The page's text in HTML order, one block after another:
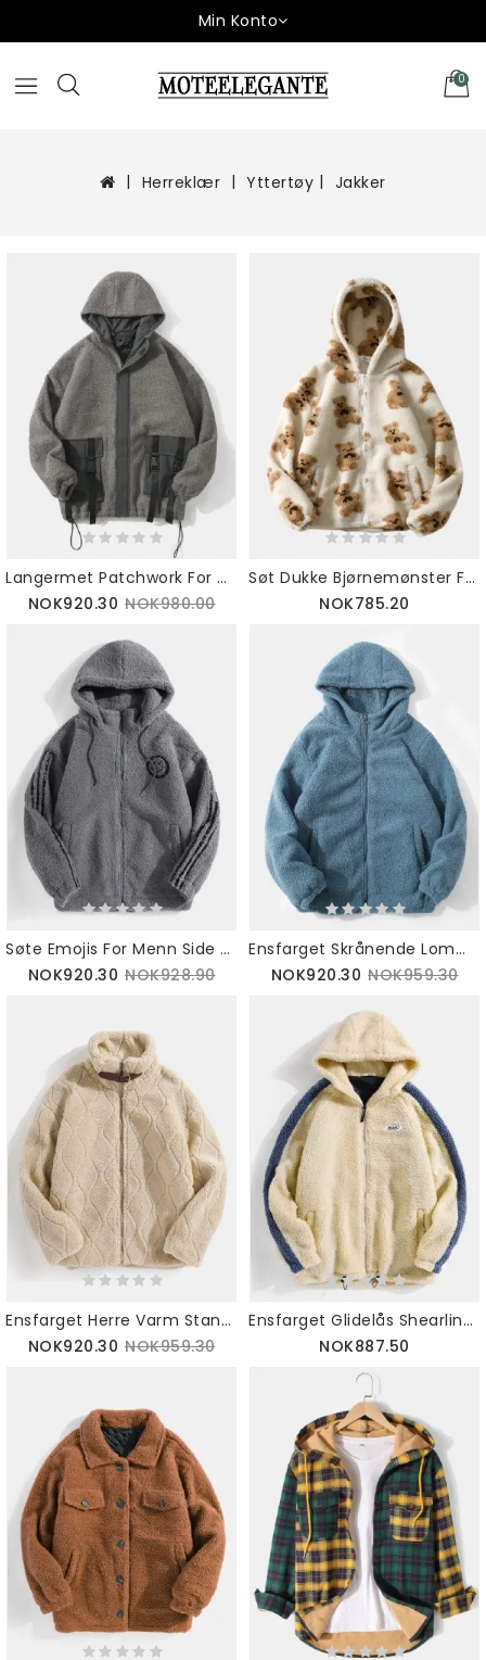
Min Konto
0
Herreklær Yttertøy Jakker
Langermet Patchwork For Menn Med Dobbel Lomme I Plysj Hette
NOK920.30 NOK980.00
Søt Dukke Bjørnemønster For Menn Skrå Lomme Med Lange Ermer Varm Plysjjakke
NOK785.20
Søte Emojis For Menn Side Patchwork Varm Tykk Plysjjakke Med Lomme
NOK920.30 NOK928.90
Ensfarget Skrånende Lomme Glidelås Varm Shearling Enkel Hettejakke
NOK920.30 NOK959.30
Ensfarget Herre Varm Standkrage Langermet Fleecejakke I Plysj
NOK920.30 NOK959.30
Ensfarget Glidelås Shearling Varme Hettejakker For Menn
NOK887.50